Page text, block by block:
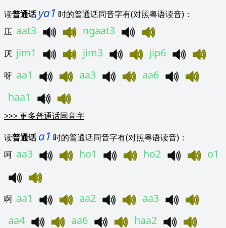
读普通话 ya1 时的普通话同音字有(对照粤语读音)：
压 aat3 ngaat3
厌 jim1 jim3 jip6
呀 aa1 aa3
aa6
haa1
>>>更多普通话同音字
读普通话 a1 时的普通话同音字有(对照粤语读音)：
呵 aa3 ho1 ho2 o1
啊 aa1 aa2
aa3
aa4
aa6
haa2